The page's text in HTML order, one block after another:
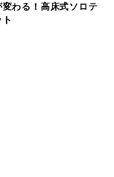
変わる！高床式ソロテ